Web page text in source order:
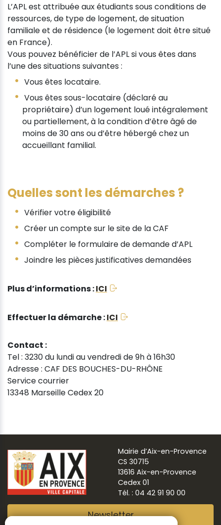
L’APL est attribuée aux étudiants sous conditions de
ressources, de type de logement, de situation
familiale et de résidence (le logement doit être situé
en France).
Vous pouvez bénéficier de l’APL si vous êtes dans
l’une des situations suivantes :
Vous êtes locataire.
Vous êtes sous-locataire (déclaré au
propriétaire) d’un logement loué intégralement
ou partiellement, à la condition d’être âgé de
moins de 30 ans ou d’être hébergé chez un
accueillant familial.
Quelles sont les démarches ?
Vérifier votre éligibilité
Créer un compte sur le site de la CAF
Compléter le formulaire de demande d’APL
Joindre les pièces justificatives demandées
Plus d’informations :ICI
Effectuer la démarche :ICI
Contact :
Tel : 3230 du lundi au vendredi de 9h à 16h30
Adresse : CAF DES BOUCHES-DU-RHÔNE
Service courrier
13348 Marseille Cedex 20
Mairie d’Aix-en-Provence
CS 30715
13616 Aix-en-Provence
Cedex 01
Tél. : 04 42 91 90 00
Newsletter